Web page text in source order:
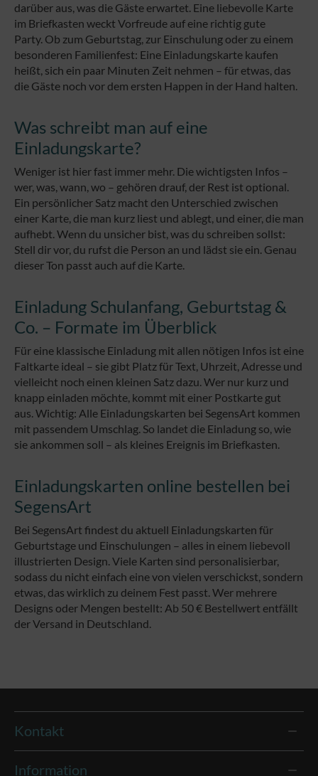
darüber aus, was die Gäste erwartet. Eine liebevolle Karte
im Briefkasten weckt Vorfreude auf eine richtig gute
Party. Ob zum Geburtstag, zur Einschulung oder zu einem
besonderen Familienfest: Eine Einladungskarte kaufen
heißt, sich ein paar Minuten Zeit nehmen – für etwas, das
die Gäste noch vor dem ersten Happen in der Hand halten.
Was schreibt man auf eine
Einladungskarte?
Weniger ist hier fast immer mehr. Die wichtigsten Infos –
wer, was, wann, wo – gehören drauf, der Rest ist optional.
Ein persönlicher Satz macht den Unterschied zwischen
einer Karte, die man kurz liest und ablegt, und einer, die man
aufhebt.Wenn du unsicher bist, was du schreiben sollst:
Stell dir vor, du rufst die Person an und lädst sie ein. Genau
dieser Ton passt auch auf die Karte.
Einladung Schulanfang, Geburtstag &
Co. – Formate im Überblick
Für eine klassische Einladung mit allen nötigen Infos ist eine
Faltkarte ideal – sie gibt Platz für Text, Uhrzeit, Adresse und
vielleicht noch einen kleinen Satz dazu. Wer nur kurz und
knapp einladen möchte, kommt mit einer Postkarte gut
aus.Wichtig: Alle Einladungskarten bei SegensArt kommen
mit passendem Umschlag. So landet die Einladung so, wie
sie ankommen soll – als kleines Ereignis im Briefkasten.
Einladungskarten online bestellen bei
SegensArt
Bei SegensArt findest du aktuell Einladungskarten für
Geburtstage und Einschulungen – alles in einem liebevoll
illustrierten Design. Viele Karten sind personalisierbar,
sodass du nicht einfach eine von vielen verschickst, sondern
etwas, das wirklich zu deinem Fest passt.Wer mehrere
Designs oder Mengen bestellt: Ab 50 € Bestellwert entfällt
der Versand in Deutschland.
Kontakt
Information